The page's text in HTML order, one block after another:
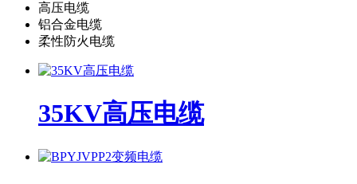
高压电缆
铝合金电缆
柔性防火电缆
35KV高压电缆